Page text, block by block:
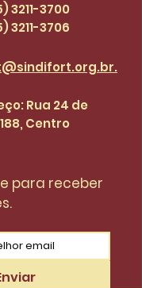
3211-3700
3211-3706
Rua 24 de
Centro
para receber